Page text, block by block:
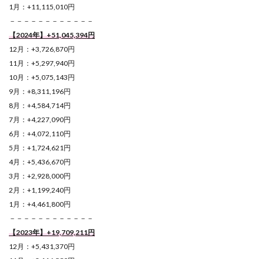
1月：+11,115,010円
－－－－－－－－－－－－
【2024年】+51,045,394円
12月：+3,726,870円
11月：+5,297,940円
10月：+5,075,143円
9月：+8,311,196円
8月：+4,584,714円
7月：+4,227,090円
6月：+4,072,110円
5月：+1,724,621円
4月：+5,436,670円
3月：+2,928,000円
2月：+1,199,240円
1月：+4,461,800円
－－－－－－－－－－－－
【2023年】+19,709,211円
12月：+5,431,370円